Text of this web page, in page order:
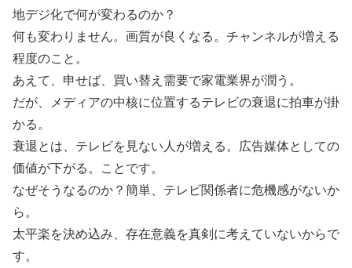
地デジ化で何が変わるのか？
何も変わりません。画質が良くなる。チャンネルが増える
程度のこと。
あえて、申せば、買い替え需要で家電業界が潤う。
だが、メディアの中核に位置するテレビの衰退に拍車が掛
かる。
衰退とは、テレビを見ない人が増える。広告媒体としての
価値が下がる。ことです。
なぜそうなるのか？簡単、テレビ関係者に危機感がないか
ら。
太平楽を決め込み、存在意義を真剣に考えていないからで
す。